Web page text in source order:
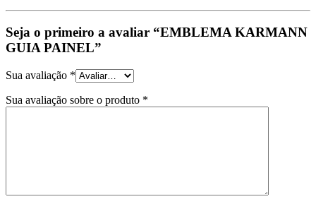
Seja o primeiro a avaliar “EMBLEMA KARMANN
GUIA PAINEL”
Sua avaliação *
Sua avaliação sobre o produto *